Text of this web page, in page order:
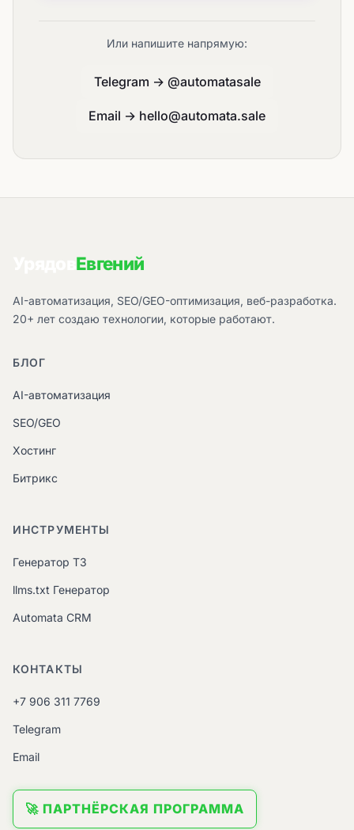
Или напишите напрямую:
Telegram → @automatasale
Email → hello@automata.sale
Евгений
AI-автоматизация, SEO/GEO-оптимизация, веб-разработка.
20+ лет создаю технологии, которые работают.
БЛОГ
AI-автоматизация
SEO/GEO
Хостинг
Битрикс
ИНСТРУМЕНТЫ
Генератор ТЗ
llms.txt Генератор
Automata CRM
КОНТАКТЫ
+7 906 311 7769
Telegram
Email
🚀 ПАРТНЁРСКАЯ ПРОГРАММА